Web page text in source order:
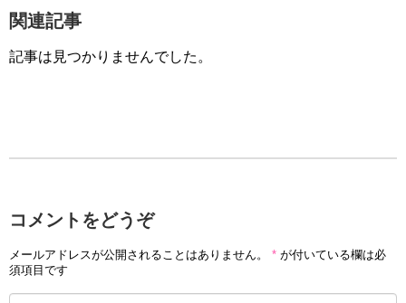
関連記事
記事は見つかりませんでした。
コメントをどうぞ
メールアドレスが公開されることはありません。 * が付いている欄は必
須項目です